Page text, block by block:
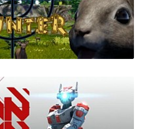
Iris and the Giant